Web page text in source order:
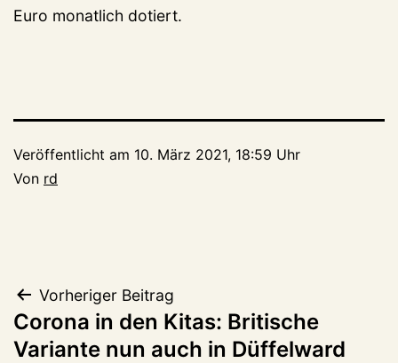
Euro monatlich dotiert.
Veröffentlicht am 10. März 2021, 18:59 Uhr
Von rd
Beitragsnavigation
Vorheriger Beitrag
Corona in den Kitas: Britische
Variante nun auch in Düffelward